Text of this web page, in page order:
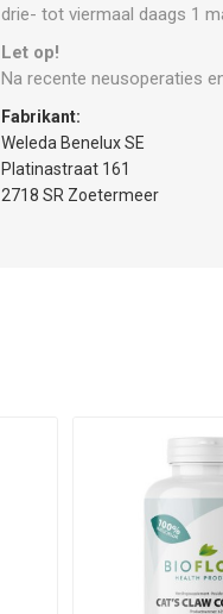
drie- tot viermaal daags 1
Let op!
Na recente neusoperaties
Fabrikant:
Weleda Benelux SE
Platinastraat 161
2718 SR Zoetermeer